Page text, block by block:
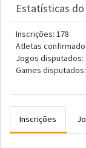
Estatísticas
Inscrições: 178
Atletas
Jogos disputados:
Games
Inscrições